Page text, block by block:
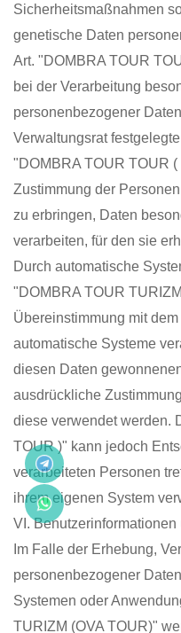
Sicherheitsmaßnahmen
genetische Daten
Art. "DOMBRA TOUR
bei der Verarbeitung
personenbezogener
Verwaltungsrat
"DOMBRA TOUR TOUR
Zustimmung der
zu erbringen, Daten
verarbeiten, für den sie
Durch automatische
"DOMBRA TOUR
Übereinstimmung mit
automatische Systeme
diesen Daten
ausdrückliche
diese verwendet werden.
TOUR )" kann jedoch
verarbeiteten Personen
ihrem eigenen System
VI. Benutzerinformationen
Im Falle der Erhebung,
personenbezogener
Systemen oder
TURIZM (OVA TOUR)"